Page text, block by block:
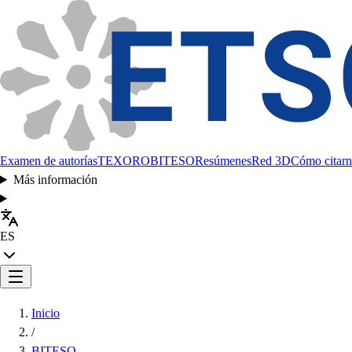
Examen de autoríasTEXOROBITESOResúmenesRed 3DCómo
Más información
ES
Inicio
/